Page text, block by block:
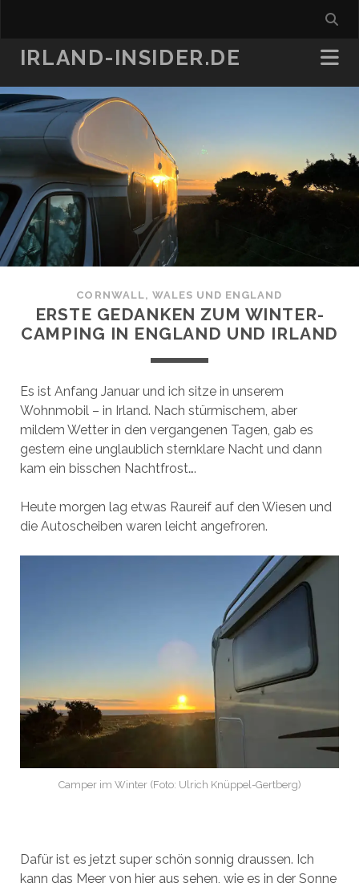
IRLAND-INSIDER.DE
CORNWALL, WALES UND ENGLAND
ERSTE GEDANKEN ZUM WINTER-
CAMPING IN ENGLAND UND IRLAND
Es ist Anfang Januar und ich sitze in unserem
Wohnmobil – in Irland. Nach stürmischem, aber
mildem Wetter in den vergangenen Tagen, gab es
gestern eine unglaublich sternklare Nacht und dann
kam ein bisschen Nachtfrost….
Heute morgen lag etwas Raureif auf den Wiesen und
die Autoscheiben waren leicht angefroren.
Camper im Winter (Foto: Ulrich Knüppel-Gertberg)
Dafür ist es jetzt super schön sonnig draussen. Ich
kann das Meer von hier aus sehen, wie es in der Sonne